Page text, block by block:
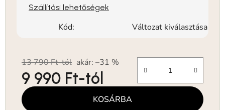
Szállítási lehetőségek
Kód: Változat kiválasztása
13 790 Ft-tól akár: –31 %
9 990 Ft-tól
Egységár: KOSÁRBA